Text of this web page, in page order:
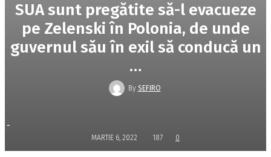
SUA sunt pregătite să-l evacueze
pe Zelenski în Polonia, de unde
guvernul său în exil să conducă un
…
By SEFIRO
-
MARTIE 6, 2022 187 0